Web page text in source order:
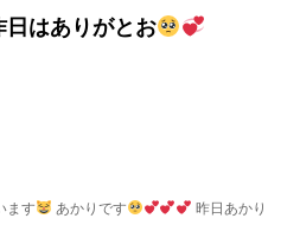
日はありがとお
ます あかりです
昨日あかり